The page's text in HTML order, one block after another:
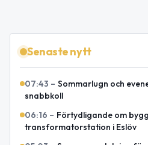
Senaste nytt
07:43 – Sommarlugn och
snabbkoll
06:16 – Förtydligande om
transformatorstation i Eslöv